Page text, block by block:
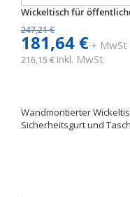
Wickeltisch für
247,21 €
181,64 €+ MwSt
216,15 € inkl. MwSt
Wandmontierter
Sicherheitsgurt und